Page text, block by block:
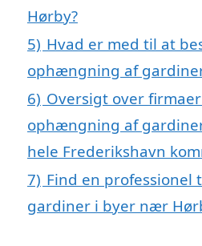
Hørby?
5) Hvad er med til at
ophængning af
6) Oversigt over
ophængning af
hele Frederikshavn
7) Find en
gardiner i byer nær